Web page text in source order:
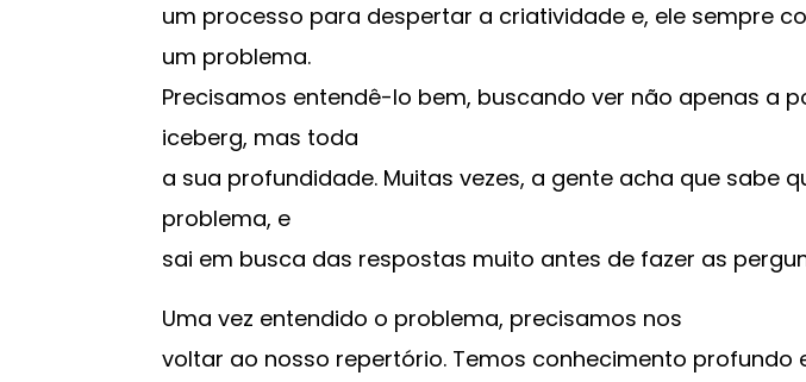
um processo para despertar a criatividade e, ele sempre
um problema.
Precisamos entendê-lo bem, buscando ver não apenas a
iceberg, mas toda
a sua profundidade. Muitas vezes, a gente acha que sabe
problema, e
sai em busca das respostas muito antes de fazer as
Uma vez entendido o problema, precisamos nos
voltar ao nosso repertório. Temos conhecimento profundo